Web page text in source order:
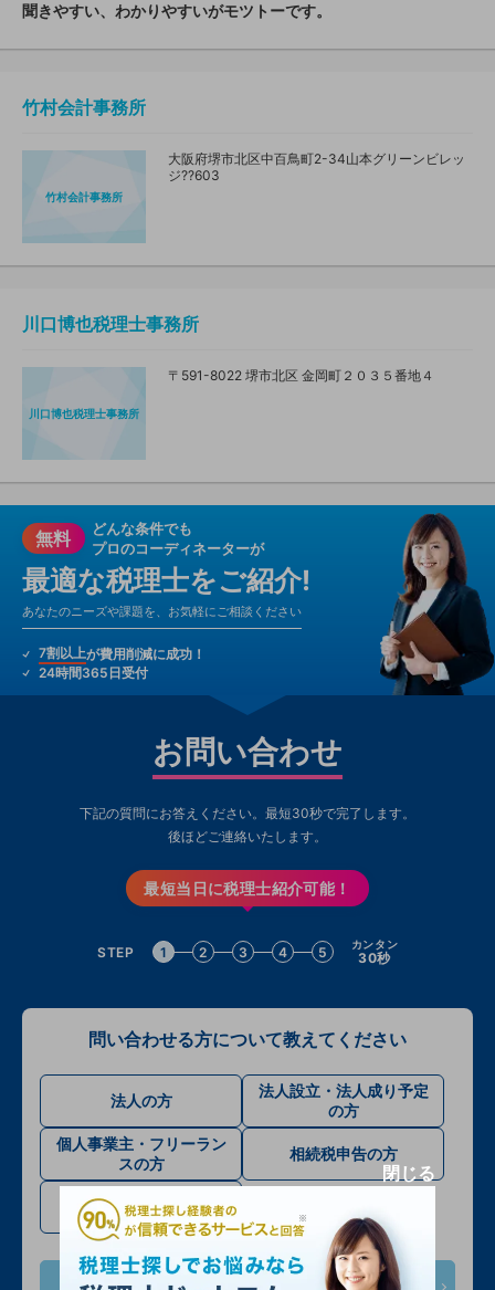
聞きやすい、わかりやすいがモツトーです。
竹村会計事務所
竹村会計事務所
大阪府堺市北区中百鳥町2-34山本グリーンビレッ
ジ??603
川口博也税理士事務所
川口博也税理士事務所
〒591-8022 堺市北区 金岡町２０３５番地４
無料
どんな条件でも
プロのコーディネーターが
最適な税理士をご紹介!
あなたのニーズや課題を、お気軽にご相談ください
7割以上が費用削減に成功！
24時間365日受付
お問い合わせ
下記の質問にお答えください。最短30秒で完了します。
後ほどご連絡いたします。
最短当日に税理士紹介可能！
STEP 1 2 3 4 5 カンタン
30秒
問い合わせる方について教えてください
法人の方
法人設立・法人成り予定
の方
個人事業主・フリーラン
スの方
相続税申告の方
確定申告・その他
閉じる